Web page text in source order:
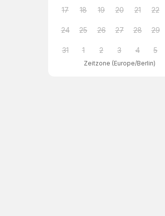
17 18 19 20 21 22
24 25 26 27 28 29
31 1 2 3 4 5
Zeitzone (Europe/Berlin)